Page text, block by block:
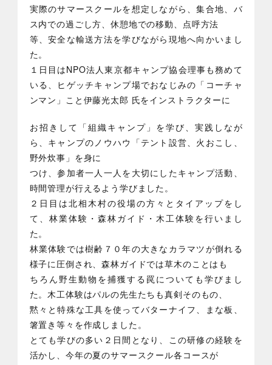
実際のサマースクールを想定しながら、集合地、バ
ス内での過ごし方、休憩地での移動、点呼方法
等、安全な輸送方法を学びながら現地へ向かいまし
た。
１日目はNPO法人東京都キャンプ協会理事も務めて
いる、ヒゲッチキャンプ場でおなじみの「コーチャ
ンマン」こと伊藤光太郎 氏をインストラクターに
お招きして「組織キャンプ」を学び、実践しなが
ら、キャンプのノウハウ「テント設営、火おこし、
野外炊事」を身に
つけ、参加者一人一人を大切にしたキャンプ活動、
時間管理が行えるよう学びました。
２日目は北相木村の役場の方々とタイアップをし
て、林業体験・森林ガイド・木工体験を行いまし
た。
林業体験では樹齢７０年の大きなカラマツが倒れる
様子に圧倒され、森林ガイドでは草木のことはも
ちろん野生動物を捕獲する罠についても学びまし
た。木工体験はパルの先生たちも真剣そのもの、
黙々と特殊な工具を使ってバターナイフ、まな板、
箸置き等々を作成しました。
とても学びの多い２日間となり、この研修の経験を
活かし、今年の夏のサマースクール各コースが